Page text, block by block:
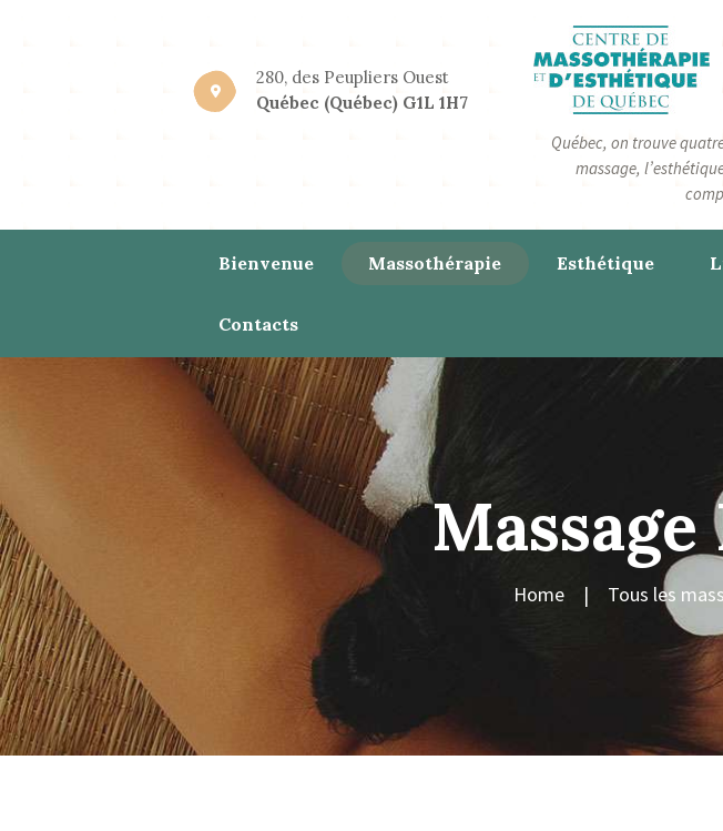
280, des Peupliers Ouest
Québec (Québec) G1L 1H7
Québec, on trouve
massage,
Bienvenue Massothérapie Esthétique
Contacts
Home Tous les